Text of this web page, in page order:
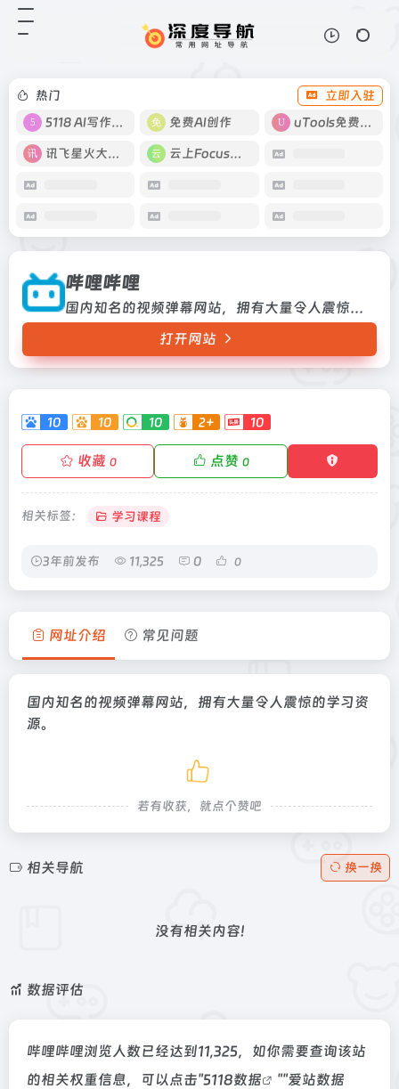
热门
立即入驻
5118 AI写作工具
免费AI创作 uTools免费工具箱
讯飞星火大模型 云上Focus接码
哔哩哔哩
国内知名的视频弹幕网站，拥有大量令人震惊的学习资源。
打开网站
10
10
10
2+ 10
收藏 0 点赞 0
相关标签： 学习课程
3年前发布 11,325 0 0
网址介绍 常见问题
国内知名的视频弹幕网站，拥有大量令人震惊的学习资
源。
若有收获，就点个赞吧
相关导航 换一换
没有相关内容!
数据评估
哔哩哔哩浏览人数已经达到11,325，如你需要查询该站
的相关权重信息，可以点击"5118数据 ""爱站数据